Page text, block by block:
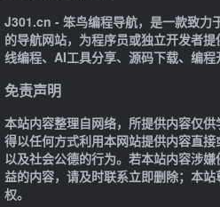
J301.cn - 笨鸟编程导航，是一款致力
的导航网站，为程序员或独立开发者
线编程、AI工具分享、源码下载、编程
免责声明
本站内容整理自网络，所提供内容仅
得以任何方式利用本网站提供内容直接
以及社会公德的行为。若本站内容涉
益的内容，请及时联系立即删除；本
权。